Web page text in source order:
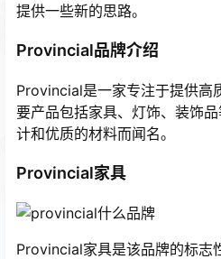
提供一些新的思路。
Provincial品牌介绍
Provincial是一家专注于提供高
要产品包括家具、灯饰、装饰
计和优质的材料而闻名。
Provincial家具
Provincial家具是该品牌的标志